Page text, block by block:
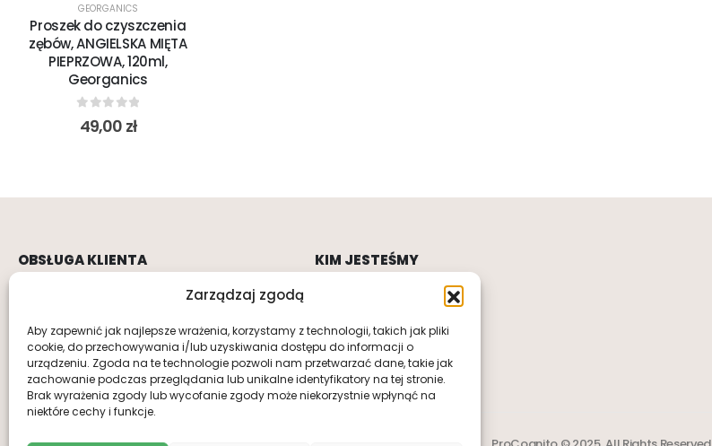
Zarządzaj zgodą
Aby zapewnić jak najlepsze wrażenia, korzystamy z technologii, takich jak pliki
cookie, do przechowywania i/lub uzyskiwania dostępu do informacji o
urządzeniu. Zgoda na te technologie pozwoli nam przetwarzać dane, takie jak
zachowanie podczas przeglądania lub unikalne identyfikatory na tej stronie.
Brak wyrażenia zgody lub wycofanie zgody może niekorzystnie wpłynąć na
niektóre cechy i funkcje.
GEORGANICS
Proszek do czyszczenia
zębów, ANGIELSKA MIĘTA
PIEPRZOWA, 120ml,
Georganics
out of 5
49,00 zł
OBSŁUGA KLIENTA
Polityka prywatności
Dostawa i płatność
KIM JESTEŚMY
Kontakt